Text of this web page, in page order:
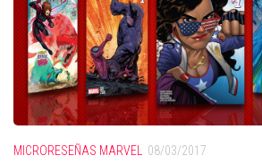
MICRORESEÑAS MARVEL 08/03/2017